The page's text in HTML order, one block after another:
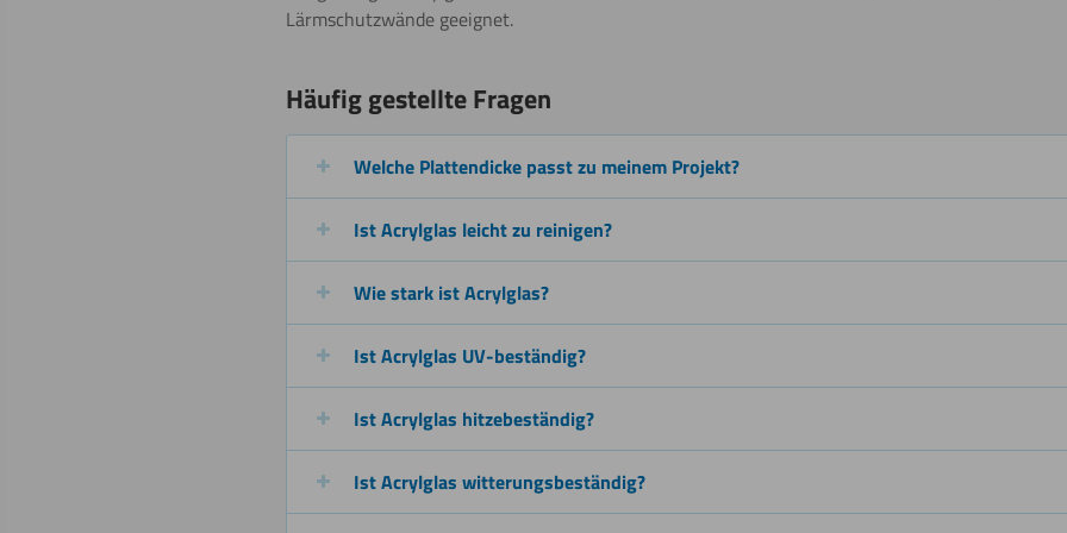
Malen
Weitere Informationen
Bohren
(Stichsäge)
Schweißen
Lärmschutzwände geeignet.
Häufig gestellte Fragen
Welche Plattendicke passt zu meinem Projekt?
Ist Acrylglas leicht zu reinigen?
Wie stark ist Acrylglas?
Ist Acrylglas UV-beständig?
Ist Acrylglas hitzebeständig?
Ist Acrylglas witterungsbeständig?